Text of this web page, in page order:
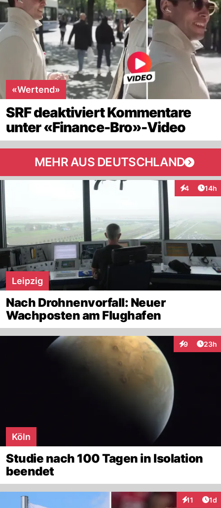
«Wertend»
SRF deaktiviert Kommentare
unter «Finance-Bro»-Video
MEHR AUS DEUTSCHLAND
4
Interaktionen
14h
Leipzig
Nach Drohnenvorfall: Neuer
Wachposten am Flughafen
9
Interaktionen
23h
Köln
Studie nach 100 Tagen in Isolation
beendet
11 1d